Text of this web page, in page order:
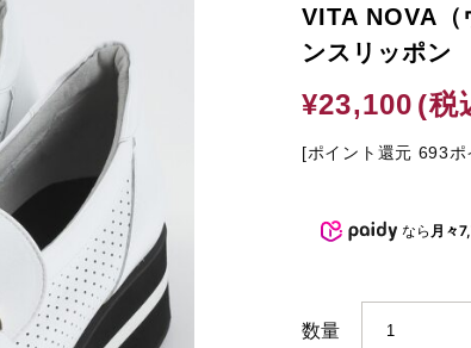
KISCO
KISCO MEN'S
BARCLAY CLUB
VITA NOVA（
ンスリッポン
¥23,100 (税
[ポイント還元 693ポ
なら 月々
数量